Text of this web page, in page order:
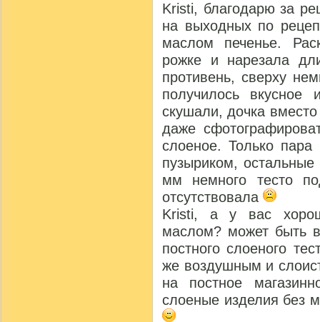
Kristi, благодарю за
на выходных по
маслом печенье.
рожке и нарезала
противень, сверху
получилось вкусное
скушали, дочка
даже
слоеное. Только пара
пузыриком,
мм немного тесто
отсутствовала
Kristi, а у вас
маслом? может быть
постного слоеного
же воздушным и
на постное
слоеные изделия без